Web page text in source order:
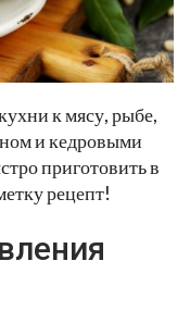
к мясу, рыбе,
и кедровыми
приготовить в
рецепт!